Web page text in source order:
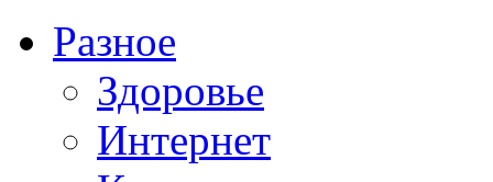
Разное
Здоровье
Интернет